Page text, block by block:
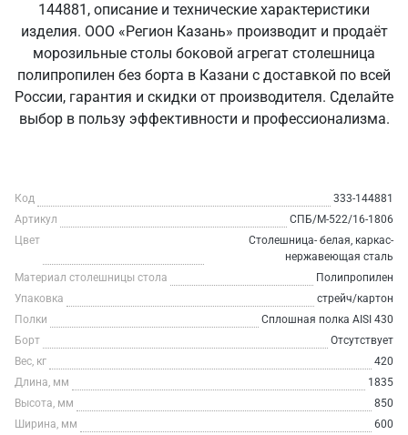
144881, описание и технические характеристики
изделия. ООО «Регион Казань» производит и продаёт
морозильные столы боковой агрегат столешница
полипропилен без борта в Казани с доставкой по всей
России, гарантия и скидки от производителя. Сделайте
выбор в пользу эффективности и профессионализма.
Код
333-144881
Артикул
СПБ/М-522/16-1806
Цвет
Столешница- белая, каркас-
нержавеющая сталь
Материал столешницы стола
Полипропилен
Упаковка
стрейч/картон
Полки
Сплошная полка AISI 430
Борт
Отсутствует
Вес, кг
420
Длина, мм
1835
Высота, мм
850
Ширина, мм
600